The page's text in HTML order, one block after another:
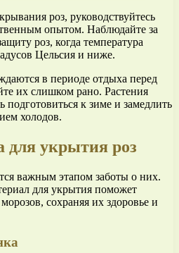
роз, руководствуйтесь
опытом. Наблюдайте за
роз, когда температура
Цельсия и ниже.
в периоде отдыха перед
их слишком рано. Растения
к зиме и замедлить
холодов.
для укрытия роз
важным этапом заботы о них.
для укрытия поможет
сохраняя их здоровье и